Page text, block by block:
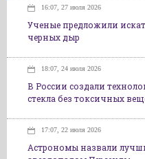
16:07, 27 июля 2026
Ученые предложили
черных дыр
18:07, 24 июля 2026
В России создали
стекла без токсичных
17:07, 22 июля 2026
Астрономы назвали